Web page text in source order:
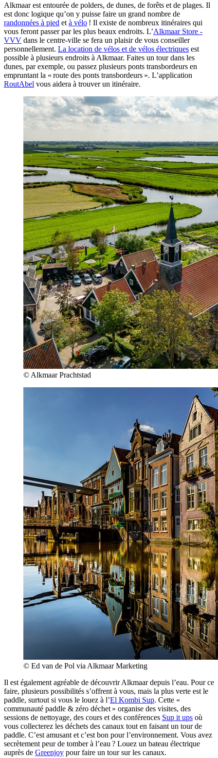
Alkmaar est entourée de polders, de dunes, de forêts et de plages. Il
est donc logique qu’on y puisse faire un grand nombre de
randonnées à pied et à vélo ! Il existe de nombreux itinéraires qui
vous feront passer par les plus beaux endroits. L’Alkmaar Store -
VVV dans le centre-ville se fera un plaisir de vous conseiller
personnellement. La location de vélos et de vélos électriques est
possible à plusieurs endroits à Alkmaar. Faites un tour dans les
dunes, par exemple, ou passez plusieurs ponts transbordeurs en
empruntant la « route des ponts transbordeurs ». L’application
RoutAbel vous aidera à trouver un itinéraire.
© Alkmaar Prachtstad
© Ed van de Pol via Alkmaar Marketing
Il est également agréable de découvrir Alkmaar depuis l’eau. Pour ce
faire, plusieurs possibilités s’offrent à vous, mais la plus verte est le
paddle, surtout si vous le louez à l’El Kombi Sup. Cette «
communauté paddle & zéro déchet » organise des visites, des
sessions de nettoyage, des cours et des conférences Sup it ups où
vous collecterez les déchets des canaux tout en faisant un tour de
paddle. C’est amusant et c’est bon pour l’environnement. Vous avez
secrètement peur de tomber à l’eau ? Louez un bateau électrique
auprès de Greenjoy pour faire un tour sur les canaux.